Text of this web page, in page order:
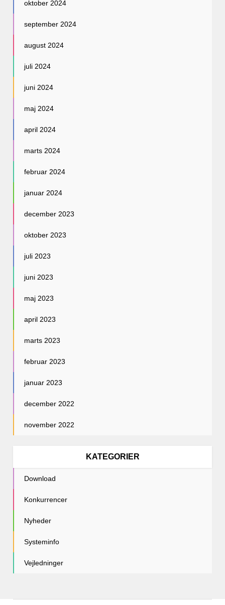
oktober 2024
september 2024
august 2024
juli 2024
juni 2024
maj 2024
april 2024
marts 2024
februar 2024
januar 2024
december 2023
oktober 2023
juli 2023
juni 2023
maj 2023
april 2023
marts 2023
februar 2023
januar 2023
december 2022
november 2022
KATEGORIER
Download
Konkurrencer
Nyheder
Systeminfo
Vejledninger